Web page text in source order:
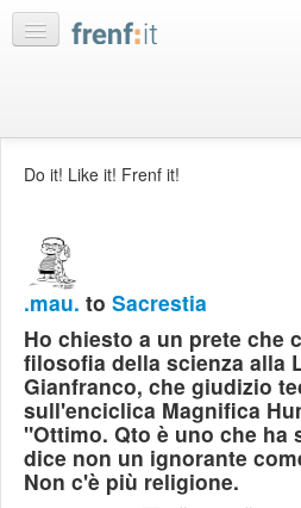
My
discussions
Bookmarks
Best
of
day
:LISTS
Edit
Do it! Like it! Frenf it!
.mau. to Sacrestia
Ho chiesto a un prete che
filosofia della scienza alla
Gianfranco, che giudizio
sull'enciclica Magnifica
"Ottimo. Qto è uno che ha
dice non un ignorante
Non c'è più religione.